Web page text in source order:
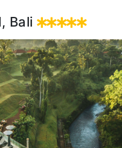
travelodge-
Bali